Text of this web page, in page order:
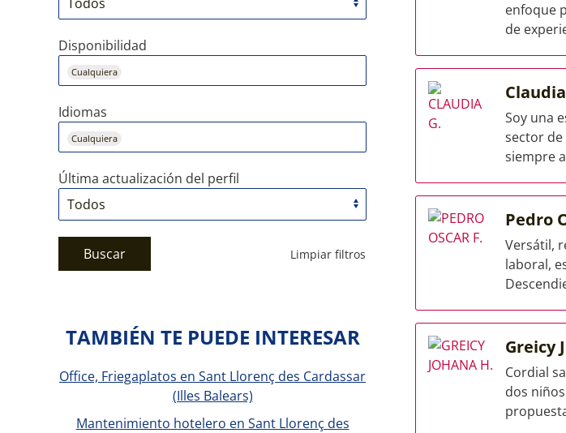
Disponibilidad
Cualquiera
Idiomas
Cualquiera
Última actualización del perfil
Buscar Limpiar filtros
enfoque
de
Soy una
sector de
siempre
Pedro
Versátil,
laboral,
Greicy
Cordial
dos
TAMBIÉN TE PUEDE INTERESAR
Office, Friegaplatos en Sant Llorenç des Cardassar
(Illes Balears)
Mantenimiento hotelero en Sant Llorenç des